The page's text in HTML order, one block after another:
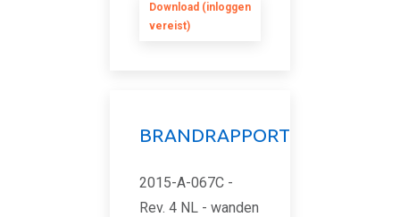
Download (inloggen
vereist)
BRANDRAPPORT
2015-A-067C -
Rev. 4 NL - wanden